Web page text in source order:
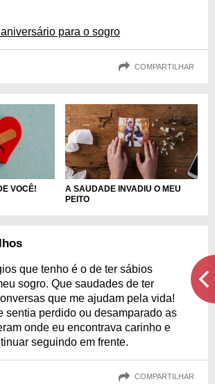
para o sogro
COMPARTILHAR
VOCÊ!
A SAUDADE INVADIU O MEU
PEITO
que tenho é o de ter sábios
sogro. Que saudades de ter
que me ajudam pela vida!
sentia perdido ou desamparado as
onde eu encontrava carinho e
seguindo em frente.
COMPARTILHAR